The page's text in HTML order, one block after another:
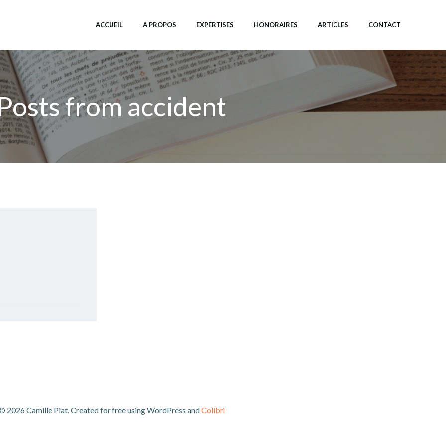
ACCUEIL A PROPOS EXPERTISES HONORAIRES ARTICLES CONTACT
from accident
2026 Camille Piat. Created for free using WordPress andColibri